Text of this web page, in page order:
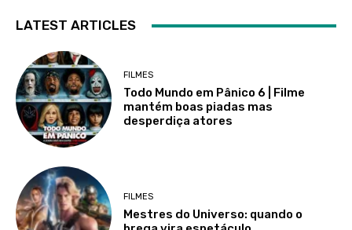
LATEST ARTICLES
FILMES
Todo Mundo em Pânico 6 | Filme
mantém boas piadas mas
desperdiça atores
FILMES
Mestres do Universo: quando o